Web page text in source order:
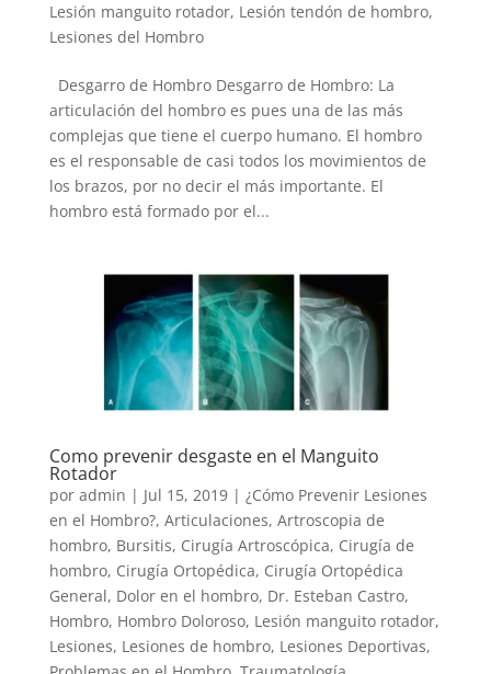
Lesión manguito rotador, Lesión tendón de hombro,
Lesiones del Hombro
Desgarro de Hombro Desgarro de Hombro: La
articulación del hombro es pues una de las más
complejas que tiene el cuerpo humano. El hombro
es el responsable de casi todos los movimientos de
los brazos, por no decir el más importante. El
hombro está formado por el...
Como prevenir desgaste en el Manguito
Rotador
por admin | Jul 15, 2019| ¿Cómo Prevenir Lesiones
en el Hombro?, Articulaciones, Artroscopia de
hombro, Bursitis, Cirugía Artroscópica, Cirugía de
hombro, Cirugía Ortopédica, Cirugía Ortopédica
General, Dolor en el hombro, Dr. Esteban Castro,
Hombro, Hombro Doloroso, Lesión manguito rotador,
Lesiones, Lesiones de hombro, Lesiones Deportivas,